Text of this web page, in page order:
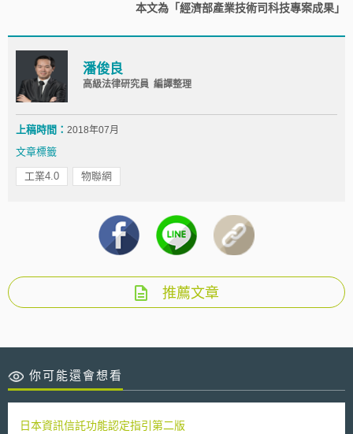
本文為「經濟部產業技術司科技專案成果」
潘俊良
高級法律研究員 編譯整理
上稿時間： 2018年07月
文章標籤
工業4.0 物聯網
推薦文章
你可能還會想看
日本資訊信託功能認定指引第二版